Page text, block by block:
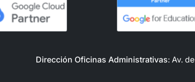
Dirección Oficinas Administrativas: Av.